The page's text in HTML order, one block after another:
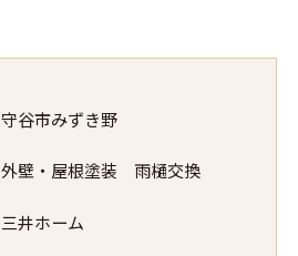
守谷市みずき野
外壁・屋根塗装 雨樋交換
三井ホーム